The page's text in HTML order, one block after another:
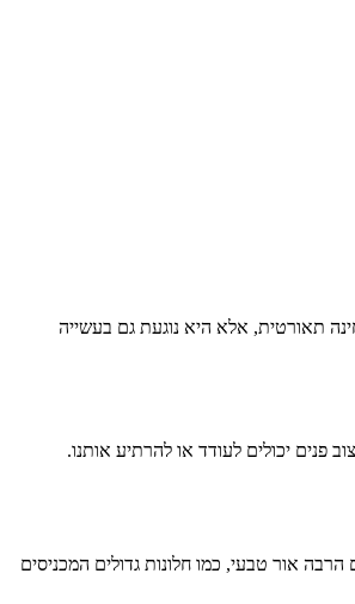
תאורטית, אלא היא נוגעת גם בעשייה
פנים יכולים לעודד או להרתיע אותנו.
אור טבעי, כמו חלונות גדולים המכניסים